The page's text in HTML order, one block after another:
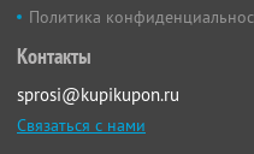
Политика
Контакты
sprosi@kupikupon.ru
Связаться с нами